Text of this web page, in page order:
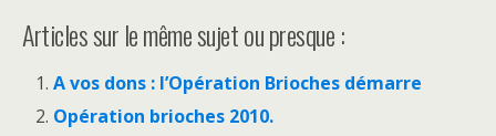
Articles sur le même sujet ou presque :
A vos dons : l’Opération Brioches démarre
Opération brioches 2010.